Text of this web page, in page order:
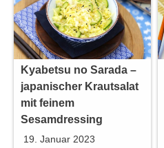
Kyabetsu no Sarada –
japanischer Krautsalat
mit feinem
Sesamdressing
19. Januar 2023